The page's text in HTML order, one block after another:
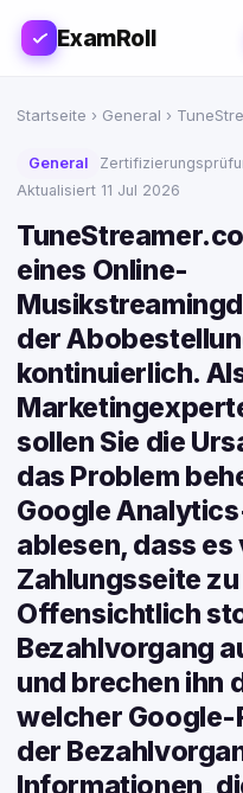
ExamRoll
Startseite › General ›
General
Aktualisiert 11 Jul 2026
eines Online-
der
kontinuierlich.
sollen Sie die
das Problem
Google
ablesen, dass
Zahlungsseite
Offensichtlich
Bezahlvorgang
und brechen ihn
welcher Google-
der
Informationen,